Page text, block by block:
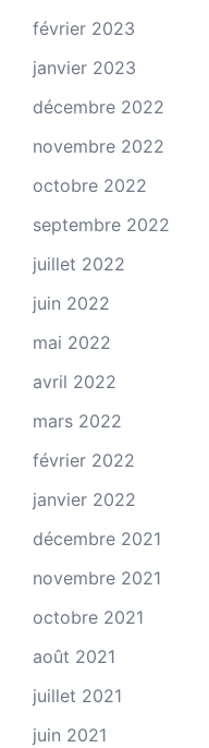
février 2023
janvier 2023
décembre 2022
novembre 2022
octobre 2022
septembre 2022
juillet 2022
juin 2022
mai 2022
avril 2022
mars 2022
février 2022
janvier 2022
décembre 2021
novembre 2021
octobre 2021
août 2021
juillet 2021
juin 2021